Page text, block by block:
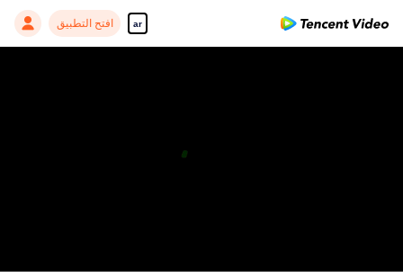
ar افتح التطبيق